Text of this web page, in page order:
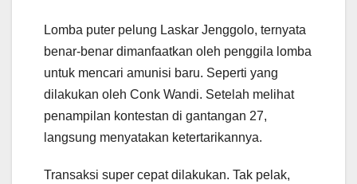
Lomba puter pelung Laskar Jenggolo, ternyata
benar-benar dimanfaatkan oleh penggila lomba
untuk mencari amunisi baru. Seperti yang
dilakukan oleh Conk Wandi. Setelah melihat
penampilan kontestan di gantangan 27,
langsung menyatakan ketertarikannya.
Transaksi super cepat dilakukan. Tak pelak,